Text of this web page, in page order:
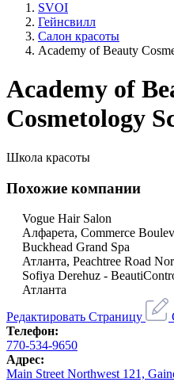
SVOI
Гейнсвилл
Салон красоты
Academy of Beauty
Academy of
Cosmetology
Школа красоты
Похожие компании
Vogue Hair Salon
Алфарета, Commerce
Buckhead Grand Spa
Атланта, Peachtree Road
Sofiya Derehuz -
Атланта
Редактировать Страницу
Телефон:
770-534-9650
Адрес:
Main Street Northwest 121,